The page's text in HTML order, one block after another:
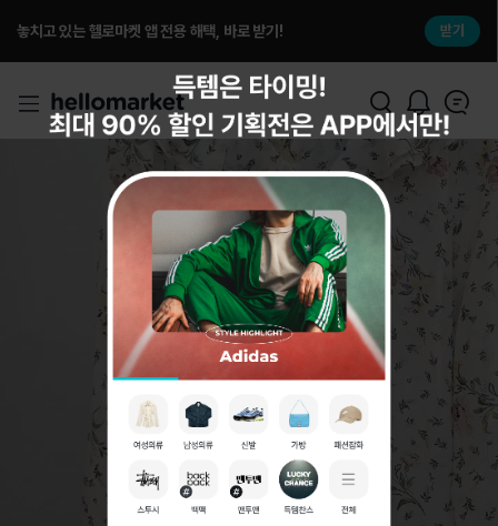
놓치고 있는 헬로마켓 앱 전용 해택, 바로 받기! 받기
1 / 6